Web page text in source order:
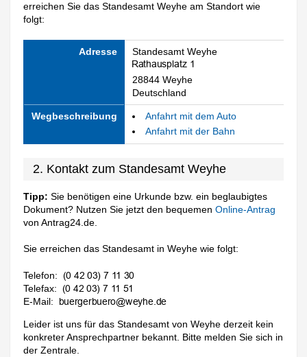
erreichen Sie das Standesamt Weyhe am Standort wie
folgt:
Adresse Standesamt Weyhe
28844 Weyhe
Deutschland
Wegbeschreibung
Anfahrt mit dem Auto
Anfahrt mit der Bahn
2. Kontakt zum Standesamt Weyhe
Tipp: Sie benötigen eine Urkunde bzw. ein beglaubigtes
Dokument? Nutzen Sie jetzt den bequemenOnline-Antrag
von Antrag24.de.
Sie erreichen das Standesamt in Weyhe wie folgt:
Telefon:
Telefax:
E-Mail:
Leider ist uns für das Standesamt von Weyhe derzeit kein
konkreter Ansprechpartner bekannt. Bitte melden Sie sich in
der Zentrale.